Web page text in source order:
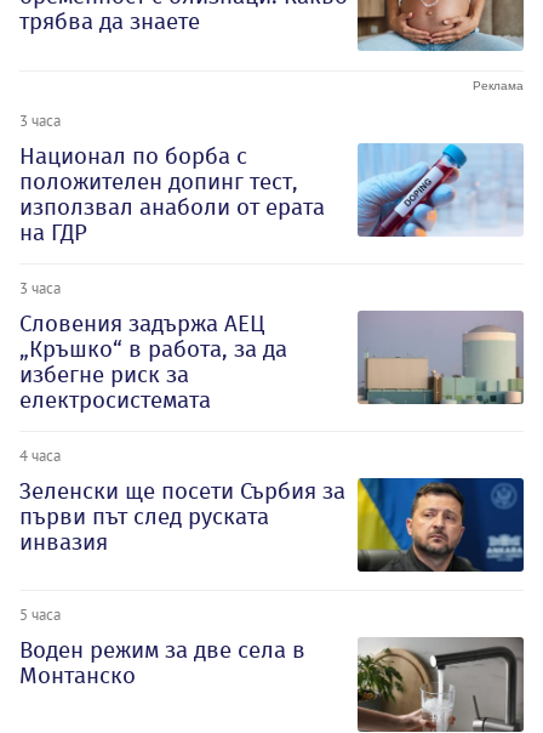
трябва да знаете
3 часа
Национал по борба с
положителен допинг тест,
използвал анаболи от ерата
на ГДР
3 часа
Словения задържа АЕЦ
„Кръшко“ в работа, за да
избегне риск за
електросистемата
4 часа
Зеленски ще посети Сърбия за
първи път след руската
инвазия
5 часа
Воден режим за две села в
Монтанско